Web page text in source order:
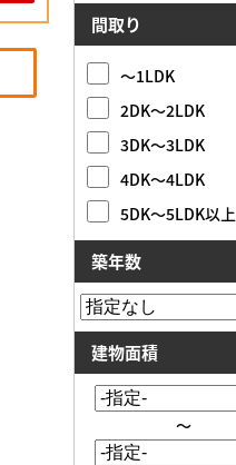
間取り
～1LDK
2DK～2LDK
3DK～3LDK
4DK～4LDK
5DK～5LDK以上
築年数
建物面積
～